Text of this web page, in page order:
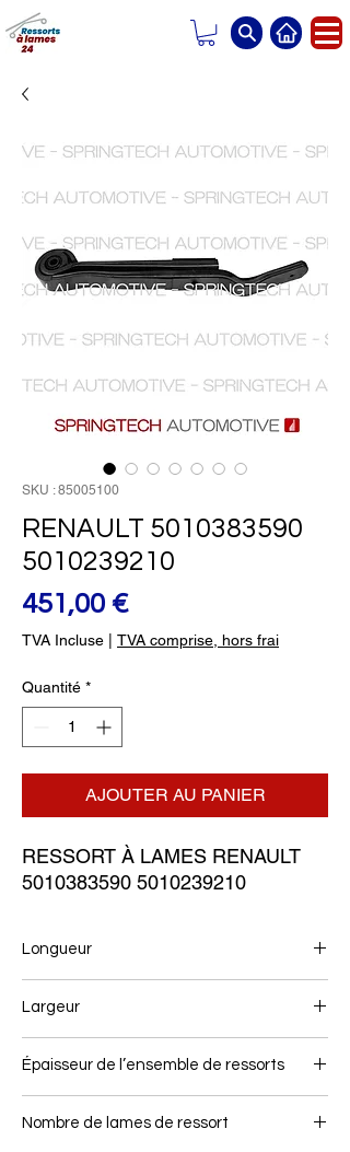
SKU : 85005100
RENAULT 5010383590
5010239210
451,00 €Prix
TVA Incluse TVA comprise, hors frai
Quantité *
AJOUTER AU PANIER
RESSORT À LAMES RENAULT
5010383590 5010239210
Longueur
Largeur
Épaisseur de l’ensemble de ressorts
Nombre de lames de ressort